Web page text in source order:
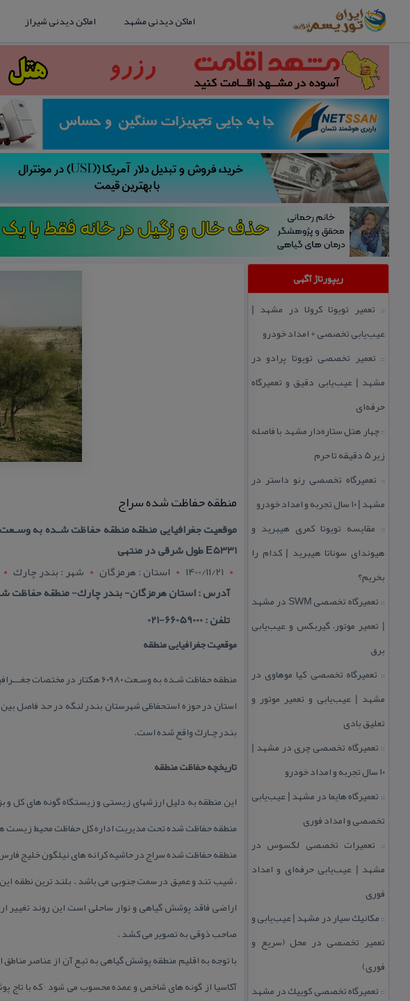
اماکن دیدنی مشهد اماکن دیدنی شیراز
ریپورتاژ آگهی
:: تعمیر تویوتا كرولا در مشهد |
عیب‌یابی تخصصی + امداد خودرو
:: تعمیر تخصصی تویوتا پرادو در
مشهد | عیب‌یابی دقیق و تعمیرگاه
حرفه‌ای
::چهار هتل‌ ستاره‌دار مشهد با فاصله
زیر 5 دقیقه تا حرم
:: تعمیرگاه تخصصی رنو داستر در
مشهد | ۱۰ سال تجربه و امداد خودرو
:: مقایسه تویوتا كمری هیبرید و
هیوندای سوناتا هیبرید | كدام را
بخریم؟
::
تعمیرگاه تخصصی SWM در مشهد
| تعمیر موتور، گیربكس و عیب‌یابی
برق
:: تعمیرگاه تخصصی كیا موهاوی در
مشهد | عیب‌یابی و تعمیر موتور و
تعلیق بادی
:: تعمیرگاه تخصصی چری در مشهد |
۱۰ سال تجربه و امداد خودرو
:: تعمیرگاه هایما در مشهد | عیب‌یابی
تخصصی و امداد فوری
:: تعمیرات تخصصی لكسوس در
مشهد | عیب‌یابی حرفه‌ای و امداد
فوری
:: مكانیك سیار در مشهد | عیب‌یابی و
تعمیر تخصصی در محل (سریع و
فوری)
:: تعمیرگاه تخصصی كوییك در مشهد
منطقه حفاظت شده سراج
E5331 طول شرقی در منتهی
1400/11/21
استان : هرمزگان شهر : بندر چارك
آدرس : استان هرمزگان- بندر چارك- منطقه حفاظت
تلفن : 66059000-021
موقعیت جغرافیایی منطقه
بندر چـارك واقع شده است.
تاریخچه حفاظت منطقه
منطقه حفاظت شده تحت مدیریت اداره كل حفاظت محیط زیست
منطقه حفاظت شده سراج در حاشیه كرانه های نیلگون خلیج
اراضی فاقد پوشش گیاهی و نوار ساحلی است این روند تغییر
صاحب ذوقی به تصویر می كشد .
با توجه به اقلیم منطقه پوشش گیاهی به تبع آن از عناصر
آكاسیا از